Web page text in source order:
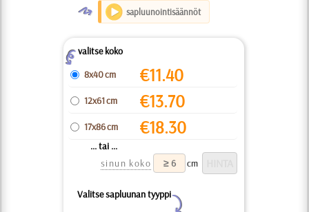
O sapluunointisäännöt
Zvalitse koko
8x40 cm
€11.40
12x61 cm €13.70
17x86 cm €18.30
... tai ...
sinun koko
cm
Valitse sapluunan tyyppi
Y